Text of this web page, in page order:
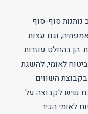
נותנות סוף-סוף
וגם עצות
הן בהחלט עוזרות
לאומי, להשגת
השווים
שיש לקבוצה על
לאומי הכיר